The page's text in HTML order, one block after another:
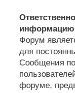
информацию
Форум
для
Сообщения
форуме,